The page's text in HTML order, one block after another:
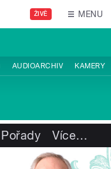
ŽIVĚ MENU
AUDIOARCHIV KAMERY
Pořady Více…